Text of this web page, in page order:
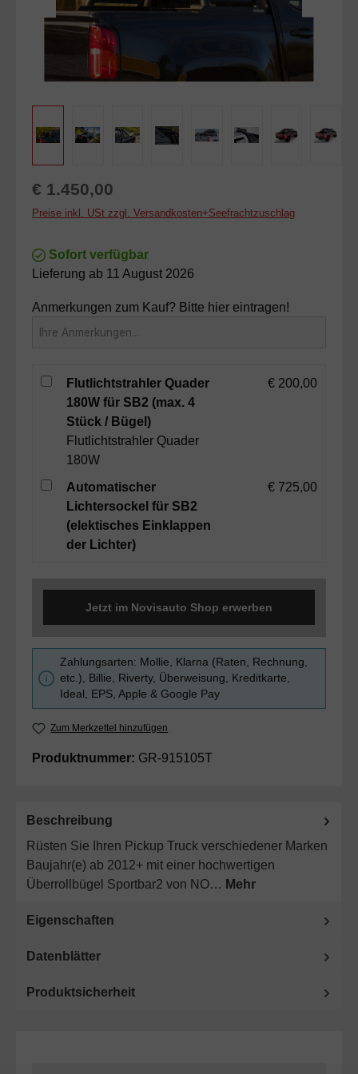
Regulärer Preis:
€ 1.450,00
Preise inkl. USt zzgl. Versandkosten+Seefrachtzuschlag
Sofort verfügbar
Lieferung ab 11 August 2026
Anmerkungen zum Kauf? Bitte hier eintragen!
Flutlichtstrahler Quader
180W für SB2 (max. 4
Stück / Bügel)
Flutlichtstrahler Quader
180W
€ 200,00
Automatischer
Lichtersockel für SB2
(elektisches Einklappen
der Lichter)
€ 725,00
Jetzt im Novisauto Shop erwerben
Zahlungsarten: Mollie, Klarna (Raten, Rechnung,
etc.), Billie, Riverty, Überweisung, Kreditkarte,
Ideal, EPS, Apple & Google Pay
Zum Merkzettel hinzufügen
Produktnummer: GR-915105T
Beschreibung
Rüsten Sie Ihren Pickup Truck verschiedener Marken
Baujahr(e) ab 2012+ mit einer hochwertigen
Überrollbügel Sportbar2 von NO… Mehr
Eigenschaften
Datenblätter
Produktsicherheit